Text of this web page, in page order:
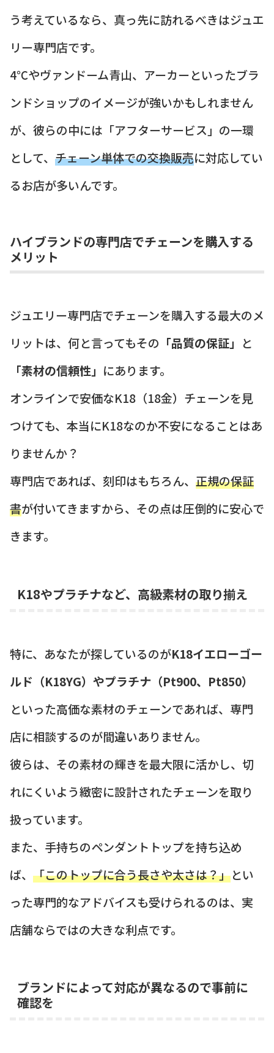
う考えているなら、真っ先に訪れるべきはジュエ
リー専門店です。
4℃やヴァンドーム青山、アーカーといったブラ
ンドショップのイメージが強いかもしれません
が、彼らの中には「アフターサービス」の一環
として、 チェーン単体での交換販売に対応してい
るお店が多いんです。
ハイブランドの専門店でチェーンを購入する
メリット
ジュエリー専門店でチェーンを購入する最大のメ
リットは、何と言ってもその 「品質の保証」 と
「素材の信頼性」 にあります。
オンラインで安価なK18（18金）チェーンを見
つけても、本当にK18なのか不安になることはあ
りませんか？
専門店であれば、刻印はもちろん、 正規の保証
書が付いてきますから、その点は圧倒的に安心で
きます。
K18やプラチナなど、高級素材の取り揃え
特に、あなたが探しているのがK18イエローゴー
ルド（K18YG）やプラチナ（Pt900、Pt850）
といった高価な素材のチェーンであれば、専門
店に相談するのが間違いありません。
彼らは、その素材の輝きを最大限に活かし、切
れにくいよう緻密に設計されたチェーンを取り
扱っています。
また、手持ちのペンダントトップを持ち込め
ば、 「このトップに合う長さや太さは？」とい
った専門的なアドバイスも受けられるのは、実
店舗ならではの大きな利点です。
ブランドによって対応が異なるので事前に
確認を